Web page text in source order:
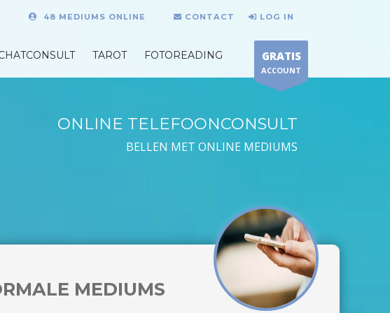
48 MEDIUMS ONLINE CONTACT LOG IN
TAROT FOTOREADING GRATIS
ACCOUNT
ONLINE TELEFOONCONSULT
BELLEN MET ONLINE MEDIUMS
MEDIUMS